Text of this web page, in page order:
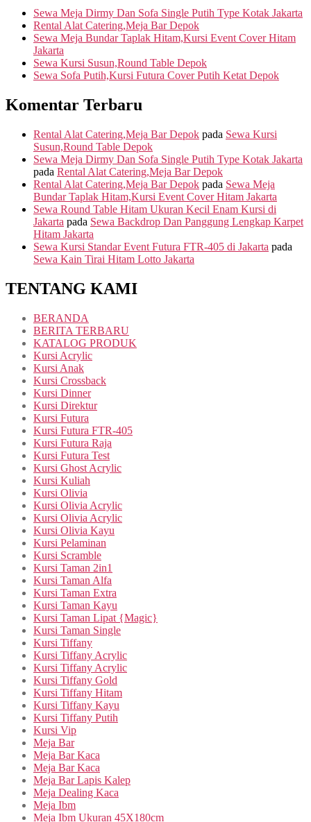
Sewa Meja Dirmy Dan Sofa Single Putih Type Kotak Jakarta
Rental Alat Catering,Meja Bar Depok
Sewa Meja Bundar Taplak Hitam,Kursi Event Cover Hitam
Jakarta
Sewa Kursi Susun,Round Table Depok
Sewa Sofa Putih,Kursi Futura Cover Putih Ketat Depok
Komentar Terbaru
Rental Alat Catering,Meja Bar Depok pada Sewa Kursi
Susun,Round Table Depok
Sewa Meja Dirmy Dan Sofa Single Putih Type Kotak Jakarta
pada Rental Alat Catering,Meja Bar Depok
Rental Alat Catering,Meja Bar Depok pada Sewa Meja
Bundar Taplak Hitam,Kursi Event Cover Hitam Jakarta
Sewa Round Table Hitam Ukuran Kecil Enam Kursi di
Jakarta pada Sewa Backdrop Dan Panggung Lengkap Karpet
Hitam Jakarta
Sewa Kursi Standar Event Futura FTR-405 di Jakarta pada
Sewa Kain Tirai Hitam Lotto Jakarta
TENTANG KAMI
BERANDA
BERITA TERBARU
KATALOG PRODUK
Kursi Acrylic
Kursi Anak
Kursi Crossback
Kursi Dinner
Kursi Direktur
Kursi Futura
Kursi Futura FTR-405
Kursi Futura Raja
Kursi Futura Test
Kursi Ghost Acrylic
Kursi Kuliah
Kursi Olivia
Kursi Olivia Acrylic
Kursi Olivia Acrylic
Kursi Olivia Kayu
Kursi Pelaminan
Kursi Scramble
Kursi Taman 2in1
Kursi Taman Alfa
Kursi Taman Extra
Kursi Taman Kayu
Kursi Taman Lipat {Magic}
Kursi Taman Single
Kursi Tiffany
Kursi Tiffany Acrylic
Kursi Tiffany Acrylic
Kursi Tiffany Gold
Kursi Tiffany Hitam
Kursi Tiffany Kayu
Kursi Tiffany Putih
Kursi Vip
Meja Bar
Meja Bar Kaca
Meja Bar Kaca
Meja Bar Lapis Kalep
Meja Dealing Kaca
Meja Ibm
Meja Ibm Ukuran 45X180cm